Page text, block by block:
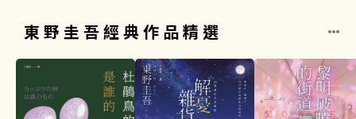
東野圭吾經典作品精選